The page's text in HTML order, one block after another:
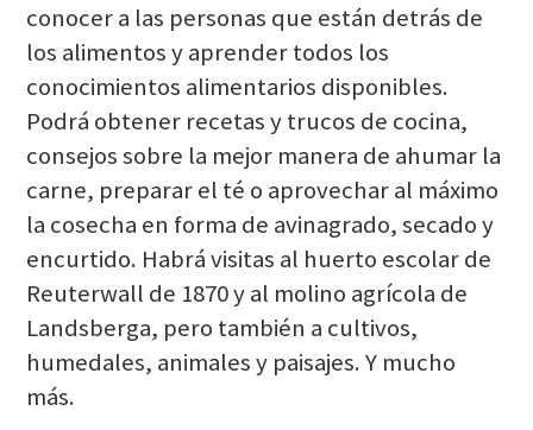
conocer a las personas que están detrás de
los alimentos y aprender todos los
conocimientos alimentarios disponibles.
Podrá obtener recetas y trucos de cocina,
consejos sobre la mejor manera de ahumar la
carne, preparar el té o aprovechar al máximo
la cosecha en forma de avinagrado, secado y
encurtido. Habrá visitas al huerto escolar de
Reuterwall de 1870 y al molino agrícola de
Landsberga, pero también a cultivos,
humedales, animales y paisajes. Y mucho
más.